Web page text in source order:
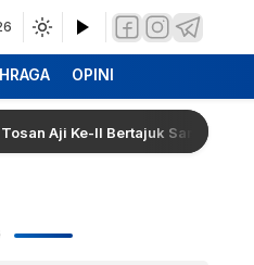
OPINI
Ke-II Bertajuk Samuhita Sakre